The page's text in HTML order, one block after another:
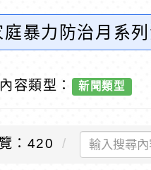
暴力防治月系
容類型： 新聞類型
：420